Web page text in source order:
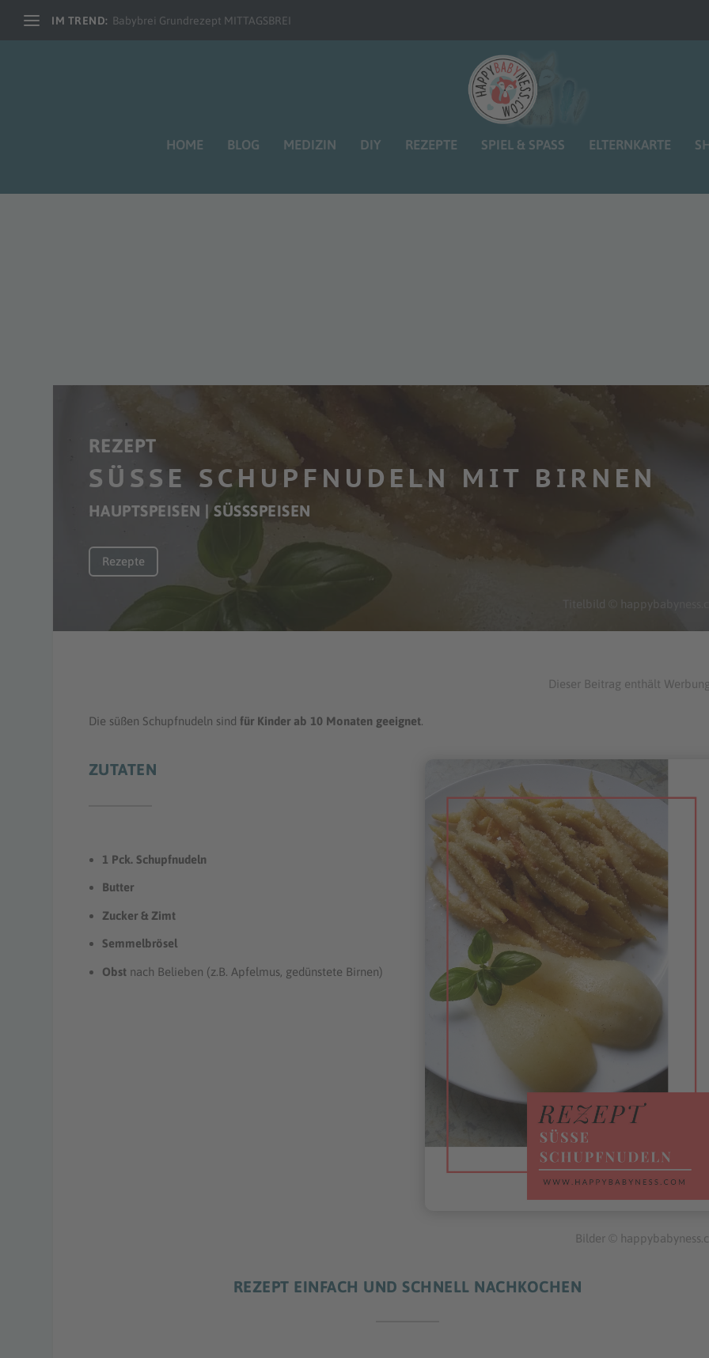
IM TREND: Babybrei Grundrezept MITTAGSBREI
HOME BLOG MEDIZIN DIY REZEPTE SPIEL & SPASS ELTERNKARTE
REZEPT
SÜSSE SCHUPFNUDELN MIT BIRNEN
HAUPTSPEISEN | SÜSSSPEISEN
Rezepte
Titelbild ©
Dieser Beitrag enthält
Die süßen Schupfnudeln sind für Kinder ab 10 Monaten geeignet.
ZUTATEN
1 Pck. Schupfnudeln
Butter
Zucker & Zimt
Semmelbrösel
Obst nach Belieben (z.B. Apfelmus, gedünstete Birnen)
Bilder ©
REZEPT EINFACH UND SCHNELL NACHKOCHEN